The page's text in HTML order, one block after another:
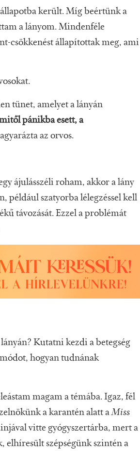
került. Míg beértünk a
a lányom. Mindenféle
csökkenést állapítottak meg, ami
tünet, amelyet a lányán
pánikba esett, a
az orvos.
ájulásszéli roham, akkor a lány
például szatyorba lélegzéssel kell
távozását. Ezzel a problémát
Kutatni kezdi a betegség
hogyan tudnának
magam a témába. Igaz, fél
a karantén alatt aMiss
vitte gyógyszertárba, mert a
elhíresült szépségünk szintén a